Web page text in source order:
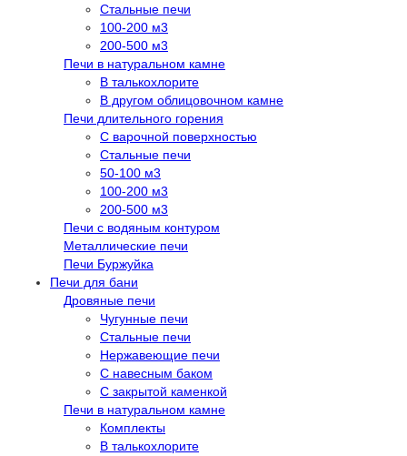
Стальные печи
100-200 м3
200-500 м3
Печи в натуральном камне
В талькохлорите
В другом облицовочном камне
Печи длительного горения
С варочной поверхностью
Стальные печи
50-100 м3
100-200 м3
200-500 м3
Печи с водяным контуром
Металлические печи
Печи Буржуйка
Печи для бани
Дровяные печи
Чугунные печи
Стальные печи
Нержавеющие печи
С навесным баком
С закрытой каменкой
Печи в натуральном камне
Комплекты
В талькохлорите